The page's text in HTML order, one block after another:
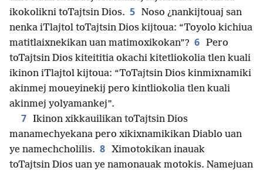
ikokolikni toTajtsin Dios. 5 Noso ¿nankijtouaj san
nenka iTlajtol toTajtsin Dios kijtoua: “Toyolo kichiua
matitlaixnekikan uan matimoxikokan”? 6 Pero
toTajtsin Dios kiteititia okachi kitetliokolia tlen kuali
ikinon iTlajtol kijtoua: “ToTajtsin Dios kinmixnamiki
akinmej moueyinekij pero kintliokolia tlen kuali
akinmej yolyamankej”.
7 Ikinon xikkauilikan toTajtsin Dios
manamechyekana pero xikixnamikikan Diablo uan
ye namechcholilis. 8 Ximotokikan inauak
toTajtsin Dios uan ye namonauak motokis. Namejuan